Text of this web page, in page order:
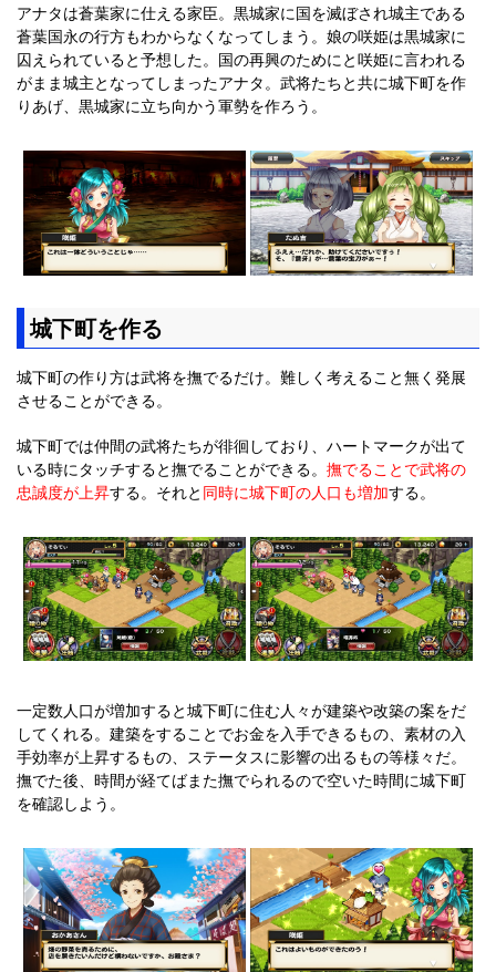
アナタは蒼葉家に仕える家臣。黒城家に国を滅ぼされ城主である
蒼葉国永の行方もわからなくなってしまう。娘の咲姫は黒城家に
囚えられていると予想した。国の再興のためにと咲姫に言われる
がまま城主となってしまったアナタ。武将たちと共に城下町を作
りあげ、黒城家に立ち向かう軍勢を作ろう。
城下町を作る
城下町の作り方は武将を撫でるだけ。難しく考えること無く発展
させることができる。
城下町では仲間の武将たちが徘徊しており、ハートマークが出て
いる時にタッチすると撫でることができる。 撫でることで武将の
忠誠度が上昇する。それと 同時に城下町の人口も増加する。
一定数人口が増加すると城下町に住む人々が建築や改築の案をだ
してくれる。建築をすることでお金を入手できるもの、素材の入
手効率が上昇するもの、ステータスに影響の出るもの等様々だ。
撫でた後、時間が経てばまた撫でられるので空いた時間に城下町
を確認しよう。